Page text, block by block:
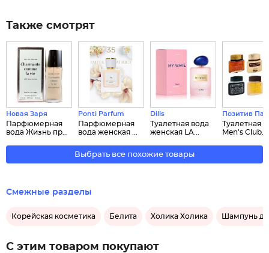
Также смотрят
Новая Заря
Парфюмерная
вода Жизнь пр...
Ponti Parfum
Парфюмерная
вода женская ...
Dilis
Туалетная вода
женская LA...
Позитив
Туалетная
Men's Club...
Выбрать все похожие товары
Смежные разделы
Корейская косметика Белита Холика Холика Шампунь
С этим товаром покупают